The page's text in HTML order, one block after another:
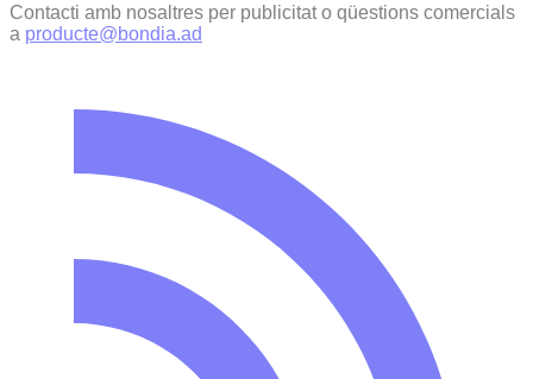
Contacti amb nosaltres per publicitat o qüestions comercials
a producte@bondia.ad